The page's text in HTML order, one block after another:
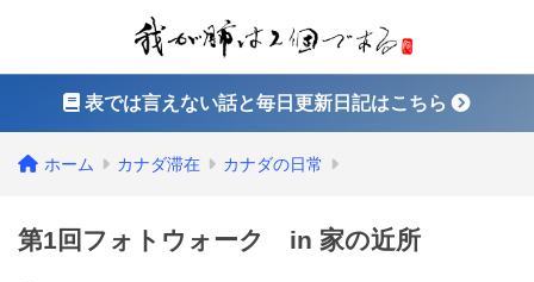
表では言えない話と毎日更新日記はこちら
ホーム カナダ滞在 カナダの日常
第1回フォトウォーク in 家の近所